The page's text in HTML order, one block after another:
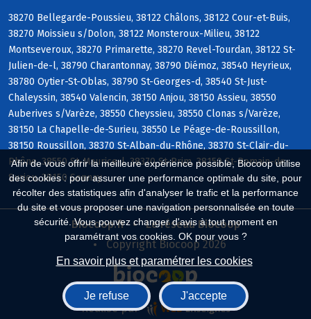
Afin de vous offrir la meilleure expérience possible, Biocoop utilise
des cookies : pour assurer une performance optimale du site, pour
récolter des statistiques afin d'analyser le trafic et la performance
du site et vous proposer une navigation personnalisée en toute
sécurité. Vous pouvez changer d'avis à tout moment en
paramétrant vos cookies. OK pour vous ?
En savoir plus et paramétrer les cookies
Je refuse J'accepte
38270 Bellegarde-Poussieu, 38122 Châlons, 38122 Cour-et-Buis,
38270 Moissieu s/Dolon, 38122 Monsteroux-Milieu, 38122
Montseveroux, 38270 Primarette, 38270 Revel-Tourdan, 38122 St-
Julien-de-l, 38790 Charantonnay, 38790 Diémoz, 38540 Heyrieux,
38780 Oytier-St-Oblas, 38790 St-Georges-d, 38540 St-Just-
Chaleyssin, 38540 Valencin, 38150 Anjou, 38150 Assieu, 38550
Auberives s/Varèze, 38550 Cheyssieu, 38550 Clonas s/Varèze,
38150 La Chapelle-de-Surieu, 38550 Le Péage-de-Roussillon,
38150 Roussillon, 38370 St-Alban-du-Rhône, 38370 St-Clair-du-
Rhône, 38550 St-Maurice-l, 38370 St-Prim, 38150 St-Romain-de-
Surieu, 38150 Sonnay
Biocoop.fr
Le réseau Biocoop
Copyright Biocoop 2026
Réalisé par